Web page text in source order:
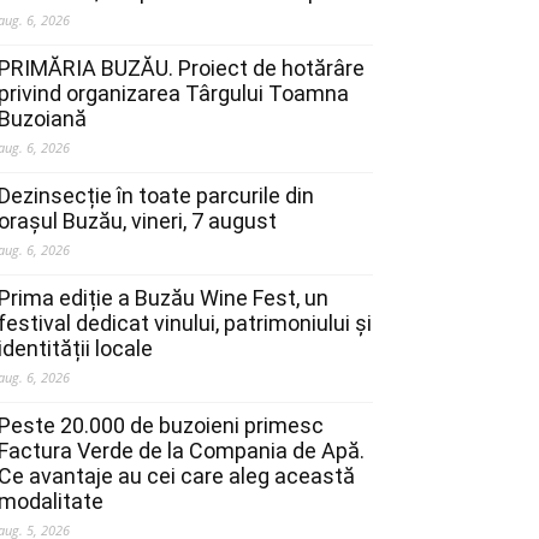
6, 2026
BUZĂU. Proiect de hotărâre
organizarea Târgului Toamna
6, 2026
în toate parcurile din
Buzău, vineri, 7 august
6, 2026
ediție a Buzău Wine Fest, un
dedicat vinului, patrimoniului și
locale
6, 2026
20.000 de buzoieni primesc
Verde de la Compania de Apă.
avantaje au cei care aleg această
5, 2026